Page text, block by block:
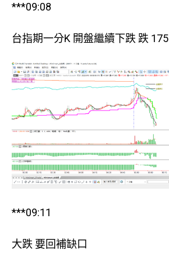
***09:08
台指期一分K 開盤繼續下跌 跌 175
***09:11
大跌 要回補缺口